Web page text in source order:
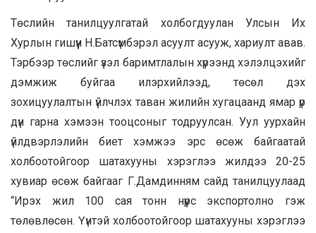
Төслийн танилцуулгатай холбогдуулан Улсын Их
Хурлын гишүүн Н.Батсүмбэрэл асуулт асууж, хариулт авав.
Тэрбээр төслийг үзэл баримтлалын хүрээнд хэлэлцэхийг
дэмжиж буйгаа илэрхийлээд, төсөл дэх
зохицуулалтын үйлчлэх таван жилийн хугацаанд ямар үр
дүн гарна хэмээн тооцсоныг тодруулсан. Уул уурхайн
үйлдвэрлэлийн биет хэмжээ эрс өсөж байгаатай
холбоотойгоор шатахууны хэрэглээ жилдээ 20-25
хувиар өсөж байгааг Г.Дамдинням сайд танилцуулаад
“Ирэх жил 100 сая тонн нүүрс экспортолно гэж
төлөвлөсөн. Үүнтэй холбоотойгоор шатахууны хэрэглээ